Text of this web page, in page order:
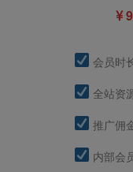
会员时
全站资
推广佣
内部会